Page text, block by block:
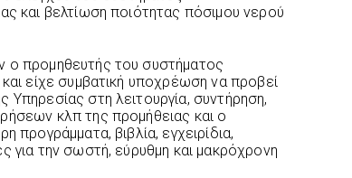
και βελτίωση ποιότητας πόσιμου νερού
ο προμηθευτής του συστήματος
είχε συμβατική υποχρέωση να προβεί
στη λειτουργία, συντήρηση,
κλπ της προμήθειας και ο
προγράμματα, βιβλία, εγχειρίδια,
για την σωστή, εύρυθμη και μακρόχρονη